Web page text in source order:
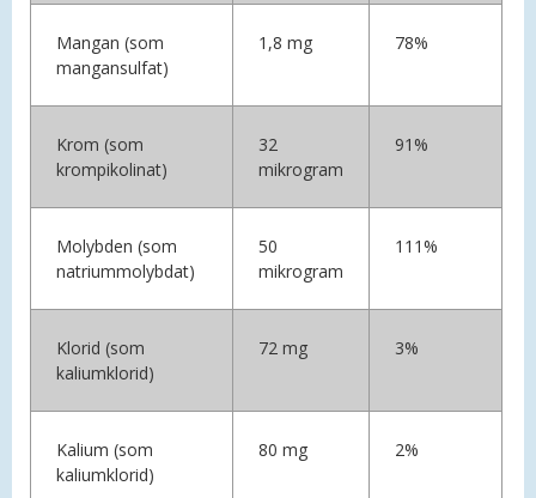
Mangan (som
mangansulfat)
1,8 mg 78%
Krom (som
krompikolinat)
32
mikrogram
91%
Molybden (som
natriummolybdat)
50
mikrogram
111%
Klorid (som
kaliumklorid)
72 mg 3%
Kalium (som
kaliumklorid)
80 mg 2%